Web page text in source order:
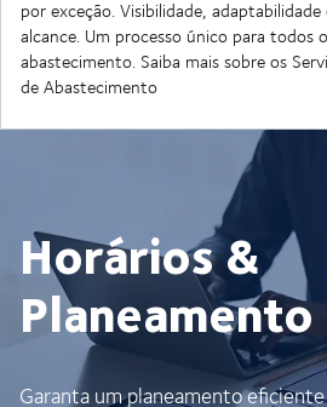
por exceção. Visibilidade,
alcance. Um processo único para todos
abastecimento. Saiba mais sobre os
de Abastecimento
Horários &
Planeamento
Garanta um planeamento